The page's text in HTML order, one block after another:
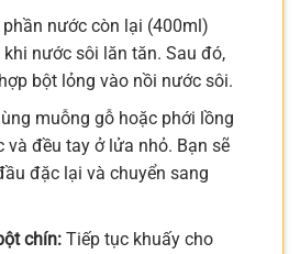
nước còn lại (400ml)
nước sôi lăn tăn. Sau đó,
bột lỏng vào nồi nước sôi.
muỗng gỗ hoặc phới lồng
và đều tay ở lửa nhỏ. Bạn sẽ
đặc lại và chuyển sang
chín:Tiếp tục khuấy cho